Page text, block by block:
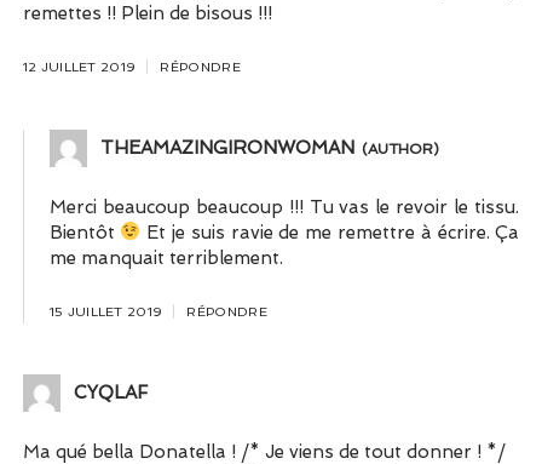
remettes !! Plein de bisous !!!
12 JUILLET 2019 RÉPONDRE
THEAMAZINGIRONWOMAN
Merci beaucoup beaucoup !!! Tu vas le revoir le tissu.
Bientôt
Et je suis ravie de me remettre à écrire. Ça
me manquait terriblement.
15 JUILLET 2019 RÉPONDRE
CYQLAF
Ma qué bella Donatella ! /* Je viens de tout donner ! */